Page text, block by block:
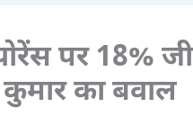
पर 18%
का बवाल